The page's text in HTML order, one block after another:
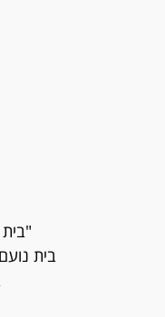
בית